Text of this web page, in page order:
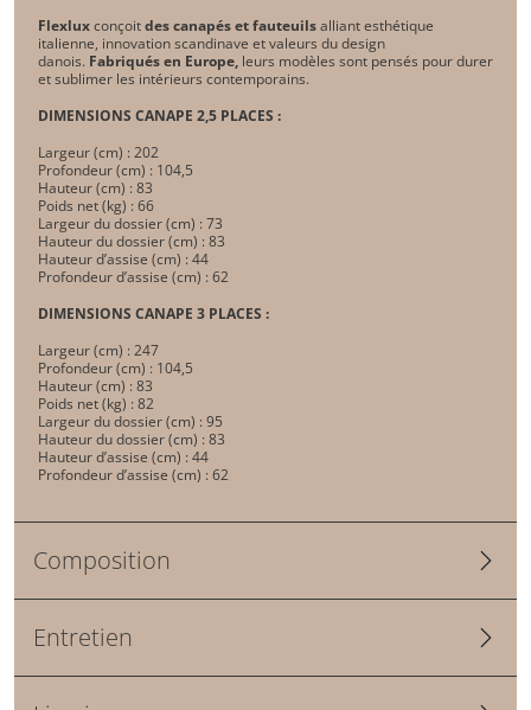
Flexluxconçoitdes canapés et fauteuilsalliant esthétique
italienne, innovation scandinave et valeurs du design
danois. Fabriqués en Europe, leurs modèles sont pensés pour durer
et sublimer les intérieurs contemporains.
DIMENSIONS CANAPE 2,5 PLACES :
Largeur (cm) : 202
Profondeur (cm) : 104,5
Hauteur (cm) : 83
Poids net (kg) : 66
Largeur du dossier (cm) : 73
Hauteur du dossier (cm) : 83
Hauteur d’assise (cm) : 44
Profondeur d’assise (cm) : 62
DIMENSIONS CANAPE 3 PLACES :
Largeur (cm) : 247
Profondeur (cm) : 104,5
Hauteur (cm) : 83
Poids net (kg) : 82
Largeur du dossier (cm) : 95
Hauteur du dossier (cm) : 83
Hauteur d’assise (cm) : 44
Profondeur d’assise (cm) : 62
Composition
Entretien